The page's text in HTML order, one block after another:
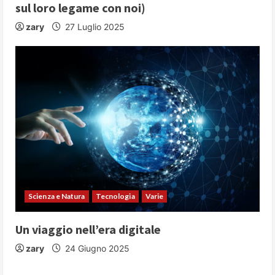
sul loro legame con noi)
zary 27 Luglio 2025
Scienza e Natura Tecnologia Varie
Un viaggio nell’era digitale
zary 24 Giugno 2025